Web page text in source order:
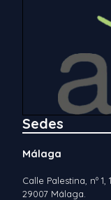
Sedes
Málaga
Calle Palestina, nº 1,
29007 Málaga.